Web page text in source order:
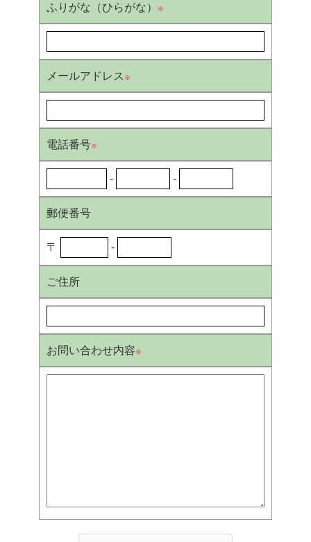
ふりがな（ひらがな） ※
メールアドレス ※
電話番号※
- -
郵便番号
〒 -
ご住所
お問い合わせ内容 ※